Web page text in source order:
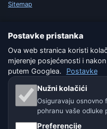
Sitemap
Naše
🇩🇪🇦🇹🇨🇭
🌎 Latinska
Postavke pristanka
Ova web stranica koristi
mjerenje posjećenosti i
putem Googlea.
Postavke
Nužni kolačići
Osiguravaju osnovno
pohranu vaše odluke
Preferencije